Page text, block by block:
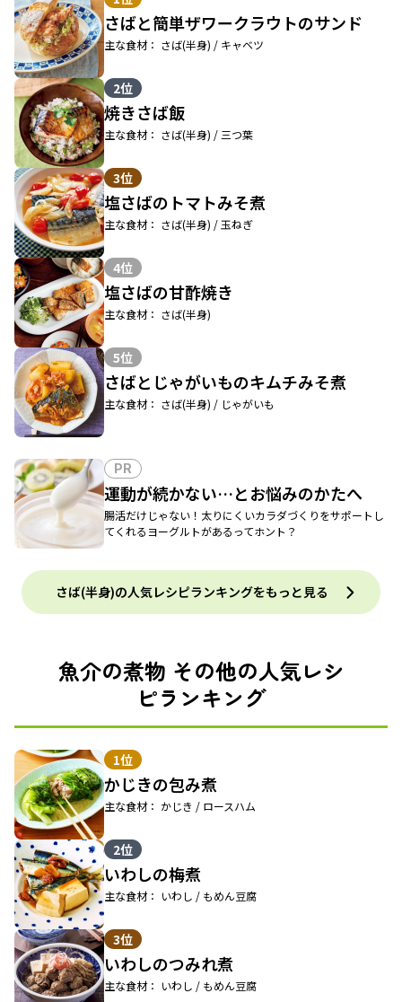
さばと簡単ザワークラウトのサンド
主な食材： さば(半身) / キャベツ
2位
焼きさば飯
主な食材： さば(半身) / 三つ葉
3位
塩さばのトマトみそ煮
主な食材： さば(半身) / 玉ねぎ
4位
塩さばの甘酢焼き
主な食材： さば(半身)
5位
さばとじゃがいものキムチみそ煮
主な食材： さば(半身) / じゃがいも
PR
運動が続かない…とお悩みのかたへ
腸活だけじゃない！太りにくいカラダづくりをサポートし
てくれるヨーグルトがあるってホント？
さば(半身)の人気レシピランキングをもっと見る
魚介の煮物 その他の人気レシ
ピランキング
1位
かじきの包み煮
主な食材： かじき / ロースハム
2位
いわしの梅煮
主な食材： いわし / もめん豆腐
3位
いわしのつみれ煮
主な食材： いわし / もめん豆腐